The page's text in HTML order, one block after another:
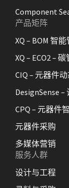
Component
产品矩阵
XQ – BOM 智
XQ – ECO2 –
CIQ – 元器件
DesignSense
CPQ – 元器件
元器件采购
多媒体营销
服务人群
设计与工程